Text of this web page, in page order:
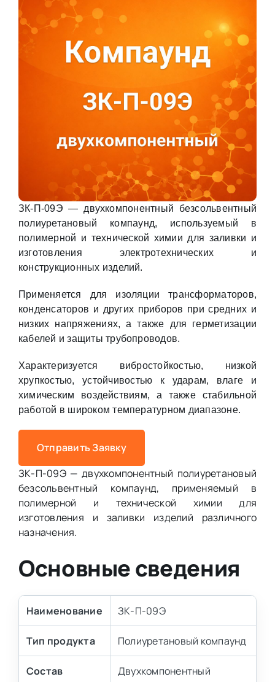
ЗК-П-09Э — двухкомпонентный безсольвентный
полиуретановый компаунд, используемый в
полимерной и технической химии для заливки и
изготовления электротехнических и
конструкционных изделий.
Применяется для изоляции трансформаторов,
конденсаторов и других приборов при средних и
низких напряжениях, а также для герметизации
кабелей и защиты трубопроводов.
Характеризуется вибростойкостью, низкой
хрупкостью, устойчивостью к ударам, влаге и
химическим воздействиям, а также стабильной
работой в широком температурном диапазоне.
Отправить Заявку
ЗК-П-09Э — двухкомпонентный полиуретановый
безсольвентный компаунд, применяемый в
полимерной и технической химии для
изготовления и заливки изделий различного
назначения.
Основные сведения
Наименование ЗК-П-09Э
Тип продукта Полиуретановый компаунд
Состав Двухкомпонентный